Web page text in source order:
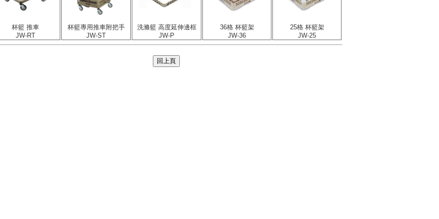
杯籃 推車
JW-RT
杯籃專用推車附把手
JW-ST
洗滌籃 高度延伸邊框
JW-P
36格 杯籃架
JW-36
25格 杯籃架
JW-25